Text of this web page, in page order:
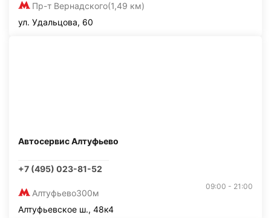
Пр-т Вернадского(1,49 км)
ул. Удальцова, 60
Автосервис Алтуфьево
+7 (495) 023-81-52
Алтуфьево300м
09:00 - 21:00
Алтуфьевское ш., 48к4